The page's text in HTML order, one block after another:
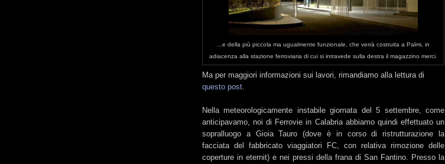
...e della più piccola ma ugualmente funzionale, che verrà costruita a Palmi, in
adiacenza alla stazione ferroviaria di cui si intravede sulla destra il magazzino merci.
Ma per maggiori informazioni sui lavori, rimandiamo alla lettura di
questo post
Nella meteorologicamente instabile giornata del 5 settembre, come
anticipavamo, noi di Ferrovie in Calabria abbiamo quindi effettuato un
sopralluogo a Gioia Tauro (dove è in corso di ristrutturazione la
facciata del fabbricato viaggiatori FC, con relativa rimozione delle
coperture in eternit) e nei pressi della frana di San Fantino. Presso la